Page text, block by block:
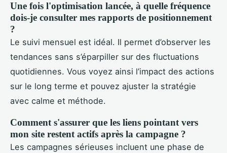
Une fois l'optimisation lancée, à quelle fréquence
dois-je consulter mes rapports de positionnement
?
Le suivi mensuel est idéal. Il permet d’observer les
tendances sans s’éparpiller sur des fluctuations
quotidiennes. Vous voyez ainsi l’impact des actions
sur le long terme et pouvez ajuster la stratégie
avec calme et méthode.
Comment s'assurer que les liens pointant vers
mon site restent actifs après la campagne ?
Les campagnes sérieuses incluent une phase de